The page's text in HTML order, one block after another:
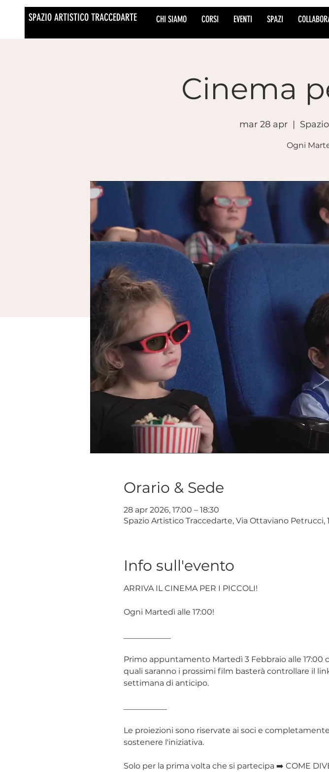
SPAZIO ARTISTICO TRACCEDARTE CHI SIAMO CORSI EVENTI SPAZI
Cinema
mar 28 apr
  |
Ogni
Orario & Sede
28 apr 2026, 17:00 – 18:30
Spazio Artistico Traccedarte, Via Ottaviano Petrucci,
Info sull'evento
ARRIVA IL CINEMA PER I PICCOLI!
Ogni Martedì alle 17:00!
Primo appuntamento Martedì 3 Febbraio alle 17:00
quali saranno i prossimi film basterà controllare il
settimana di anticipo.
Le proiezioni sono riservate ai soci e
sostenere l'iniziativa.
Solo per la prima volta che si partecipa ➡️ COME